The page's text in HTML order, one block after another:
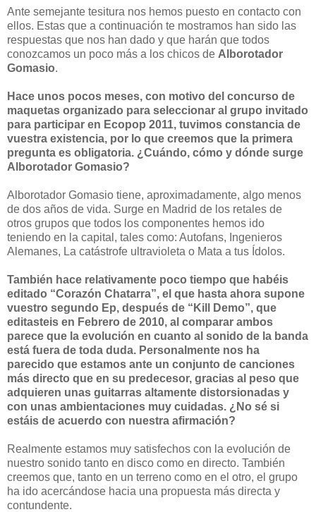
Ante semejante tesitura nos hemos puesto en contacto con
ellos. Estas que a continuación te mostramos han sido las
respuestas que nos han dado y que harán que todos
conozcamos un poco más a los chicos de Alborotador
Gomasio.
Hace unos pocos meses, con motivo del concurso de
maquetas organizado para seleccionar al grupo invitado
para participar en Ecopop 2011, tuvimos constancia de
vuestra existencia, por lo que creemos que la primera
pregunta es obligatoria. ¿Cuándo, cómo y dónde surge
Alborotador Gomasio?
Alborotador Gomasio tiene, aproximadamente, algo menos
de dos años de vida. Surge en Madrid de los retales de
otros grupos que todos los componentes hemos ido
teniendo en la capital, tales como: Autofans, Ingenieros
Alemanes, La catástrofe ultravioleta o Mata a tus Ídolos.
También hace relativamente poco tiempo que habéis
editado “Corazón Chatarra”, el que hasta ahora supone
vuestro segundo Ep, después de “Kill Demo”, que
editasteis en Febrero de 2010, al comparar ambos
parece que la evolución en cuanto al sonido de la banda
está fuera de toda duda. Personalmente nos ha
parecido que estamos ante un conjunto de canciones
más directo que en su predecesor, gracias al peso que
adquieren unas guitarras altamente distorsionadas y
con unas ambientaciones muy cuidadas. ¿No sé si
estáis de acuerdo con nuestra afirmación?
Realmente estamos muy satisfechos con la evolución de
nuestro sonido tanto en disco como en directo. También
creemos que, tanto en un terreno como en el otro, el grupo
ha ido acercándose hacia una propuesta más directa y
contundente.